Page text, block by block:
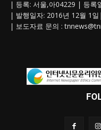
| 등록: 서울,아04229 | 등록
| 발행일자: 2016년 12월 1
| 보도자료 문의 :